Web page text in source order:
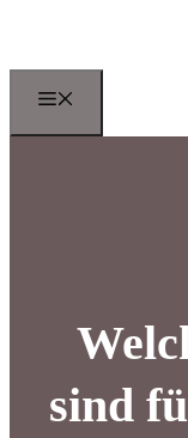
springen
sind